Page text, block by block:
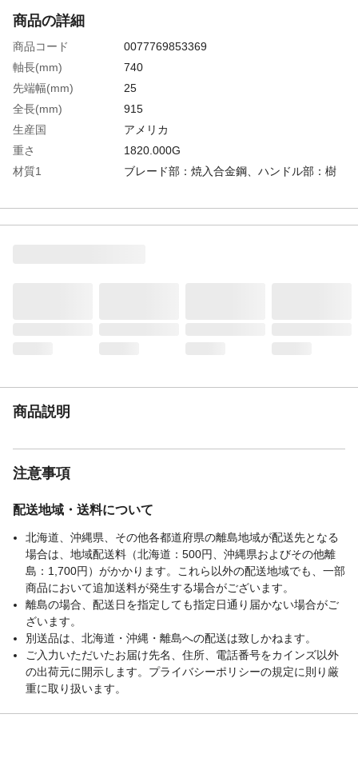
商品の詳細
商品コード
0077769853369
軸長(mm)
740
先端幅(mm)
25
全長(mm)
915
生産国
アメリカ
重さ
1820.000G
材質1
ブレード部：焼入合金鋼、ハンドル部：樹
商品説明
注意事項
配送地域・送料について
北海道、沖縄県、その他各都道府県の離島地域が配送先となる
場合は、地域配送料（北海道：500円、沖縄県およびその他離
島：1,700円）がかかります。これら以外の配送地域でも、一部
商品において追加送料が発生する場合がございます。
離島の場合、配送日を指定しても指定日通り届かない場合がご
ざいます。
別送品は、北海道・沖縄・離島への配送は致しかねます。
ご入力いただいたお届け先名、住所、電話番号をカインズ以外
の出荷元に開示します。プライバシーポリシーの規定に則り厳
重に取り扱います。